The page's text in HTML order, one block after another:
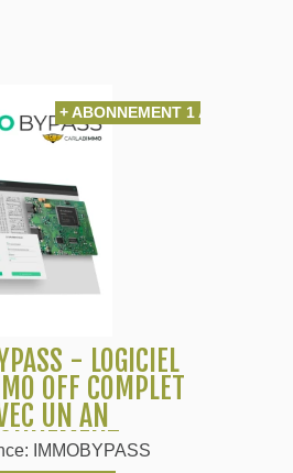
+ ABONNEMENT 1 AN
- LOGICIEL
OFF COMPLET
UN AN
-
IMMOBYPASS